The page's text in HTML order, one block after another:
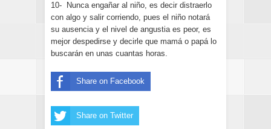
10- Nunca engañar al niño, es decir distraerlo
con algo y salir corriendo, pues el niño notará
su ausencia y el nivel de angustia es peor, es
mejor despedirse y decirle que mamá o papá lo
buscarán en unas cuantas horas.
Share on Facebook
Share on Twitter